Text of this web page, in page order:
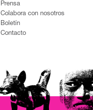
Prensa
Colabora con nosotros
Boletín
Contacto